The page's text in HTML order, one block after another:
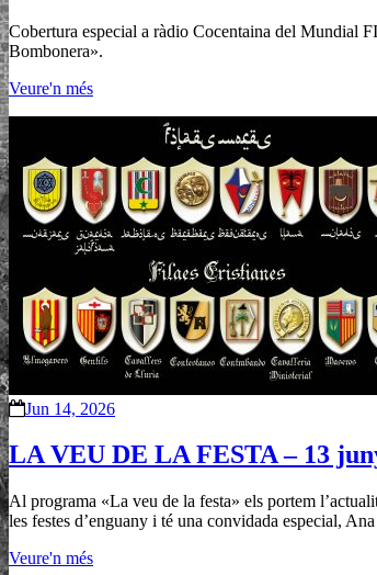
Cobertura especial a ràdio Cocentaina del Mundial
Bombonera».
Veure'n més
Jun 14, 2026
LA VEU DE LA FESTA – 13
Al programa «La veu de la festa» els portem
les festes d’enguany i té una convidada especial,
Veure'n més